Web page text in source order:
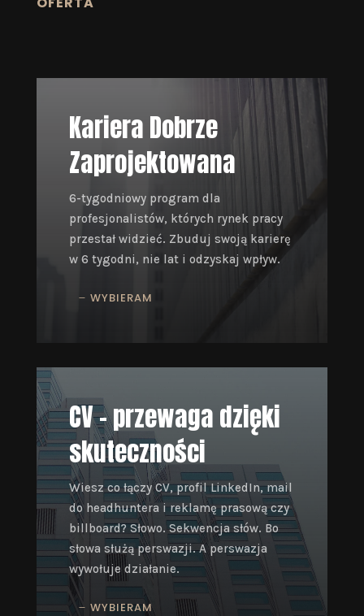
Kariera Dobrze
Zaprojektowana
6-tygodniowy program dla
profesjonalistów, których rynek pracy
przestał widzieć. Zbuduj swoją karierę
w 6 tygodni, nie lat i odzyskaj wpływ.
WYBIERAM
CV - przewaga dzięki
skuteczności
Wiesz co łączy CV, profil LinkedIn, mail
do headhuntera i reklamę prasową czy
billboard?Słowo. Sekwencja słów. Bo
słowa służą perswazji.A perswazja
wywołuje działanie.
WYBIERAM